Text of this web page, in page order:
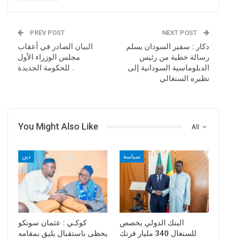
PREV POST
البيان الصادر في أعقاب
مجلس الوزراء الأول
للحكومة الجديدة .
NEXT POST
دكار : سفير السودان يسلم
رسالة خطية من رئيس
الدبلوماسية السودانية إلى
نظيره السنغالي
All
You Might Also Like
دين
كوكـي : عثمان سونكو
يحظى باستقبال يليق بمقامه
سياسة
البنك الدولي يخصص
للسنغال 340 مليار فرنك